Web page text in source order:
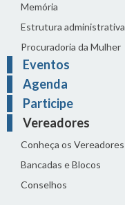
Memória
Estrutura administrativa
Procuradoria da Mulher
Eventos
Agenda
Participe
Vereadores
Conheça os Vereadores
Bancadas e Blocos
Conselhos